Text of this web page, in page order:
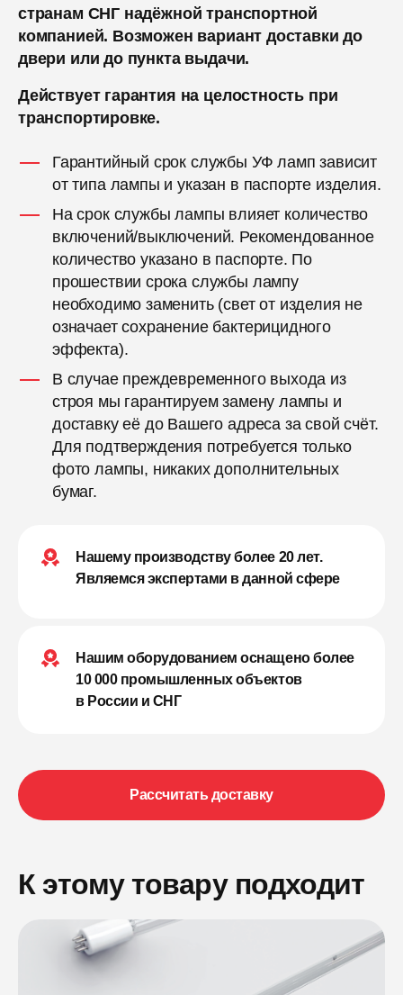
странам СНГ надёжной транспортной
компанией. Возможен вариант доставки до
двери или до пункта выдачи.
Действует гарантия на целостность при
транспортировке.
Гарантийный срок службы УФ ламп зависит
от типа лампы и указан в паспорте изделия.
На срок службы лампы влияет количество
включений/выключений. Рекомендованное
количество указано в паспорте. По
прошествии срока службы лампу
необходимо заменить (свет от изделия не
означает сохранение бактерицидного
эффекта).
В случае преждевременного выхода из
строя мы гарантируем замену лампы и
доставку её до Вашего адреса за свой счёт.
Для подтверждения потребуется только
фото лампы, никаких дополнительных
бумаг.
Нашему производству более 20 лет.
Являемся экспертами в данной сфере
Нашим оборудованием оснащено более
10 000 промышленных объектов
в России и СНГ
Рассчитать доставку
К этому товару подходит